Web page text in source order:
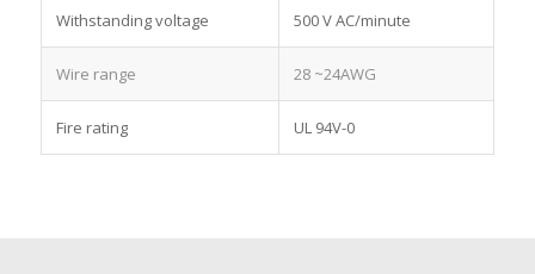
Withstanding voltage 500 V AC/minute
Wire range 28 ~24AWG
Fire rating UL 94V-0